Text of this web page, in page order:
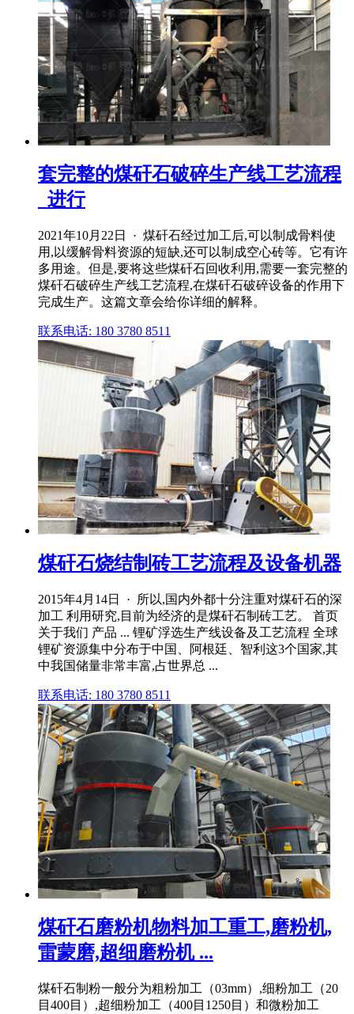
套完整的煤矸石破碎生产线工艺流程
_进行
2021年10月22日 · 煤矸石经过加工后,可以制成骨料使
用,以缓解骨料资源的短缺,还可以制成空心砖等。它有许
多用途。但是,要将这些煤矸石回收利用,需要一套完整的
煤矸石破碎生产线工艺流程,在煤矸石破碎设备的作用下
完成生产。这篇文章会给你详细的解释。
联系电话: 180 3780 8511
煤矸石烧结制砖工艺流程及设备机器
2015年4月14日 · 所以,国内外都十分注重对煤矸石的深
加工 利用研究,目前为经济的是煤矸石制砖工艺。 首页
关于我们 产品 ... 锂矿浮选生产线设备及工艺流程 全球
锂矿资源集中分布于中国、阿根廷、智利这3个国家,其
中我国储量非常丰富,占世界总 ...
联系电话: 180 3780 8511
煤矸石磨粉机物料加工重工,磨粉机,
雷蒙磨,超细磨粉机 ...
煤矸石制粉一般分为粗粉加工（03mm）,细粉加工（20
目400目）,超细粉加工（400目1250目）和微粉加工